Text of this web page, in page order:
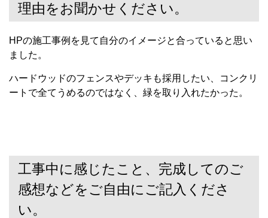
理由をお聞かせください。
HPの施工事例を見て自分のイメージと合っていると思い
ました。
ハードウッドのフェンスやデッキも採用したい、コンクリ
ートで全てうめるのではなく、緑を取り入れたかった。
工事中に感じたこと、完成してのご
感想などをご自由にご記入くださ
い。